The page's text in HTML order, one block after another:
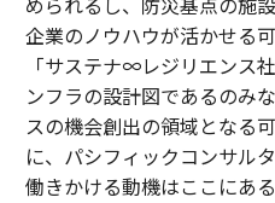
企業のノウハウが活かせる
「サステナ∞レジリエンス
ンフラの設計図であるのみ
スの機会創出の領域となる
に、パシフィックコンサル
働きかける動機はここにある